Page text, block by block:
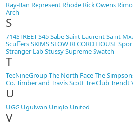
Ray-Ban Represent Rhode Rick Owens
Arch
S
714STREETS45SabeSaint LaurentSaint
ScuffersSKIMSSLOW RECORD HOUSE
Stranger LabStussySupremeSwatch
T
TecNineGroupThe North FaceThe
Co.Timberland Travis ScottTre ClubTrendt
U
UGG Ugulwan Uniqlo United
V